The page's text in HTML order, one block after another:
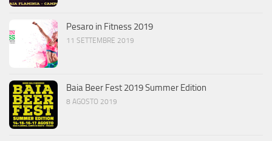
Pesaro in Fitness 2019
11 SETTEMBRE 2019
Baia Beer Fest 2019 Summer Edition
8 AGOSTO 2019